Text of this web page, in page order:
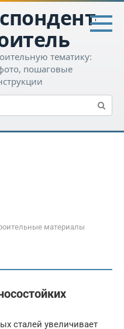
тематику:
пошаговые
материалы
сталей увеличивает